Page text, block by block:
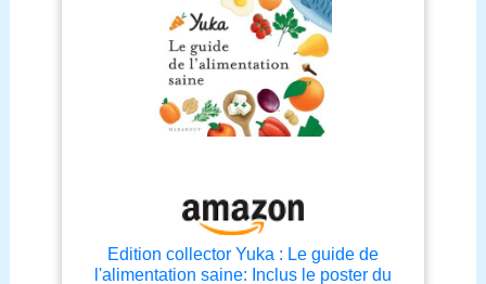
Edition collector Yuka : Le guide de
l'alimentation saine: Inclus le poster du